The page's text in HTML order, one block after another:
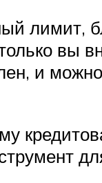
лимит,
вы
и